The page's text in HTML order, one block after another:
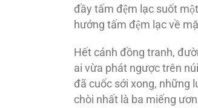
đầy tấm đệm lạc suốt
hướng tấm đệm lạc về
Hết cánh đồng tranh,
ai vừa phát ngược trên
đã cuốc sới xong, những
chòi nhất là ba miếng